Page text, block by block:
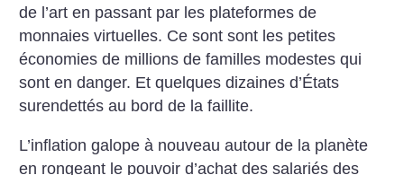
de l’art en passant par les plateformes de
monnaies virtuelles. Ce sont sont les petites
économies de millions de familles modestes qui
sont en danger. Et quelques dizaines d’États
surendettés au bord de la faillite.
L’inflation galope à nouveau autour de la planète
en rongeant le pouvoir d’achat des salariés des